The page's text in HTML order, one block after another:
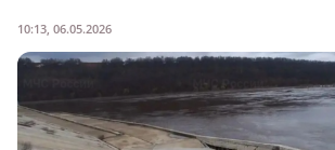
10:13, 06.05.2026